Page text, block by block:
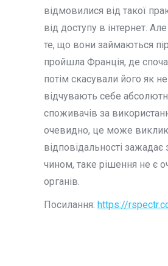
відмовилися від такої
від доступу в інтернет.
те, що вони займаються
пройшла Франція, де
потім скасували його як
відчувають себе
споживачів за
очевидно, це може
відповідальності
чином, таке рішення не є
органів.
Посилання: https://